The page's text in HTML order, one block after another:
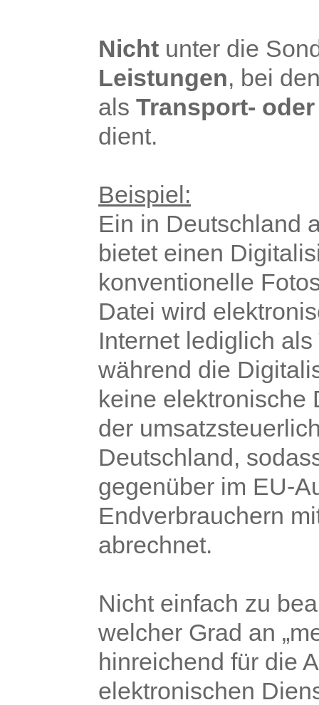
Nicht unter die
Leistungen, bei
als Transport-
dient.
Beispiel:
Ein in Deutschland
bietet einen
konventionelle
Datei wird
Internet lediglich
während die
keine elektronische
der
Deutschland,
gegenüber im EU-
Endverbrauchern
abrechnet.
Nicht einfach zu
welcher Grad an
hinreichend für die
elektronischen